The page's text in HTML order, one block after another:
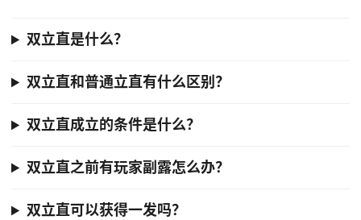
双立直是什么？
双立直和普通立直有什么区别？
双立直成立的条件是什么？
双立直之前有玩家副露怎么办？
双立直可以获得一发吗？